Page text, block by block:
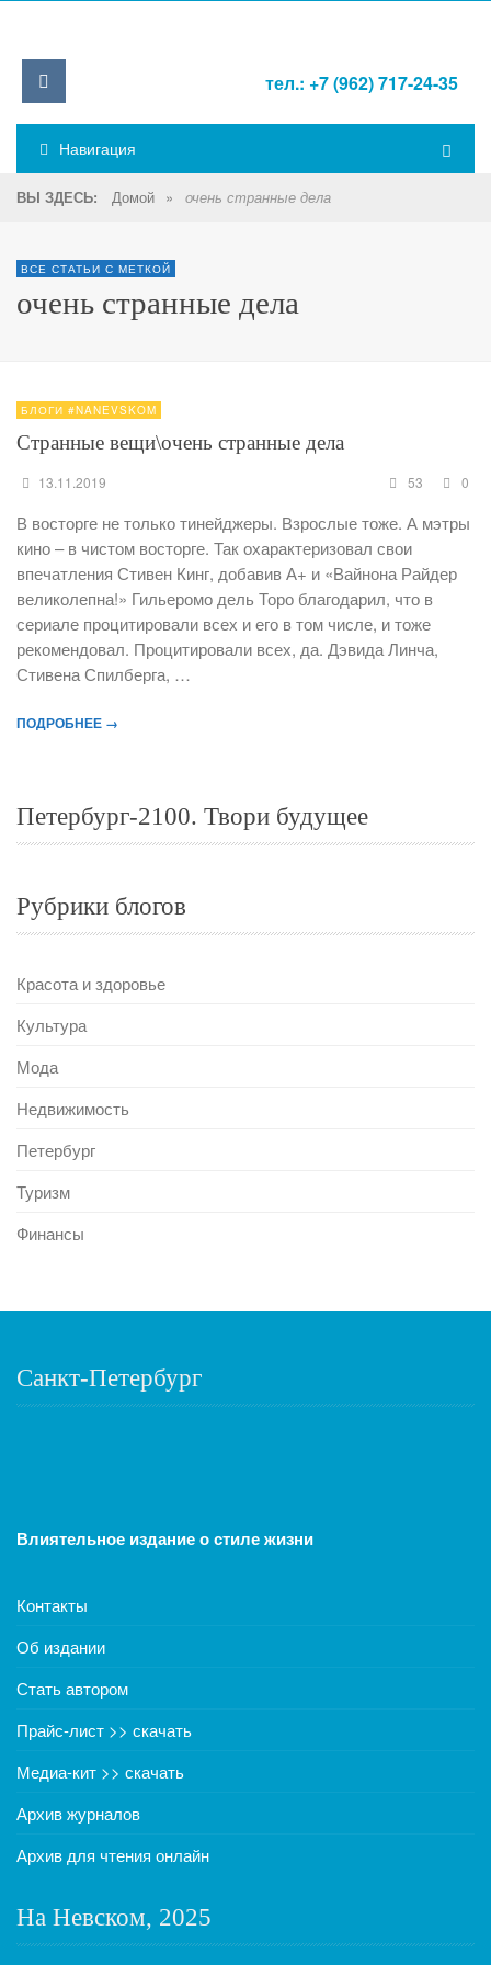
тел.: +7 (962) 717-24-35
Навигация
ВЫ ЗДЕСЬ: Домой » очень странные дела
ВСЕ СТАТЬИ С МЕТКОЙ
очень странные дела
БЛОГИ #NANEVSKOM
Странные вещи\очень странные дела
13.11.2019 53 0
В восторге не только тинейджеры. Взрослые тоже. А мэтры
кино – в чистом восторге. Так охарактеризовал свои
впечатления Стивен Кинг, добавив А+ и «Вайнона Райдер
великолепна!» Гильеромо дель Торо благодарил, что в
сериале процитировали всех и его в том числе, и тоже
рекомендовал. Процитировали всех, да. Дэвида Линча,
Стивена Спилберга, …
ПОДРОБНЕЕ →
Петербург-2100. Твори будущее
Рубрики блогов
Красота и здоровье
Культура
Мода
Недвижимость
Петербург
Туризм
Финансы
Санкт-Петербург
Влиятельное издание о стиле жизни
Контакты
Об издании
Стать автором
Прайс-лист >> скачать
Медиа-кит >> скачать
Архив журналов
Архив для чтения онлайн
На Невском, 2025